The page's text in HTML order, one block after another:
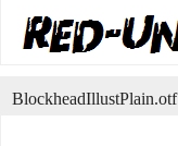
BlockheadIllustPlain.otf